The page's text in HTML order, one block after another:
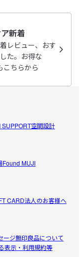
り可
いて購入しまし
々ありました
新着
レビュー、おす
た。お得な
こちらから
SUPPORT空間設計
Found MUJI
CARD法人のお客様へ
ージ無印良品について
表示・利用規約等